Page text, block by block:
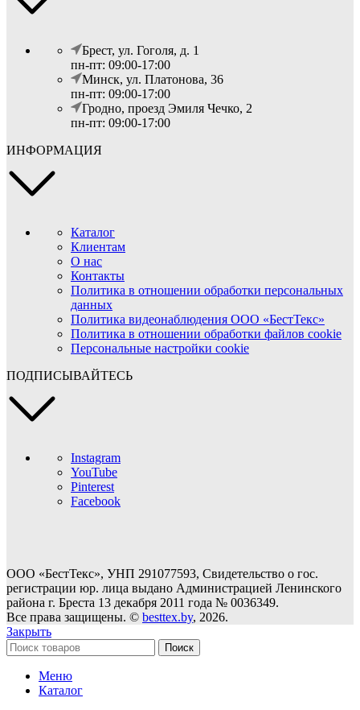
Брест, ул. Гоголя, д. 1
пн-пт: 09:00-17:00
Минск, ул. Платонова, 36
пн-пт: 09:00-17:00
Гродно, проезд Эмиля Чечко, 2
пн-пт: 09:00-17:00
ИНФОРМАЦИЯ
Каталог
Клиентам
О нас
Контакты
Политика в отношении обработки персональных
данных
Политика видеонаблюдения ООО «БестТекс»
Политика в отношении обработки файлов cookie
Персональные настройки cookie
ПОДПИСЫВАЙТЕСЬ
Instagram
YouTube
Pinterest
Facebook
ООО «БестТекс», УНП 291077593, Свидетельство о гос.
регистрации юр. лица выдано Администрацией Ленинского
района г. Бреста 13 декабря 2011 года № 0036349.
Все права защищены. © besttex.by, 2026.
Закрыть
Поиск
Меню
Каталог